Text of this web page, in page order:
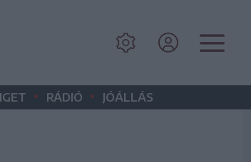
• RÁDIÓ • JÓÁLLÁS